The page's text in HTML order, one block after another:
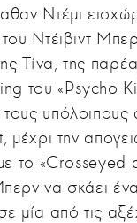
Ντέμι
Ντέιβιντ
Τίνα, της
του «Psycho
υπόλοιπους
μέχρι την
το «Crosseyed
να σκάει
μία από τις